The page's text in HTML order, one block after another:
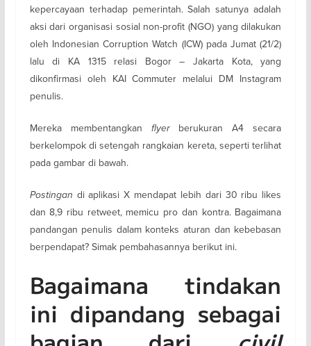
kepercayaan terhadap pemerintah. Salah satunya adalah
aksi dari organisasi sosial non-profit (NGO) yang dilakukan
oleh Indonesian Corruption Watch (ICW) pada Jumat (21/2)
lalu di KA 1315 relasi Bogor – Jakarta Kota, yang
dikonfirmasi oleh KAI Commuter melalui DM Instagram
penulis.
Mereka membentangkan flyerberukuran A4 secara
berkelompok di setengah rangkaian kereta, seperti terlihat
pada gambar di bawah.
Postingan di aplikasi X mendapat lebih dari 30 ribu likes
dan 8,9 ribu retweet, memicu pro dan kontra. Bagaimana
pandangan penulis dalam konteks aturan dan kebebasan
berpendapat? Simak pembahasannya berikut ini.
Bagaimana tindakan
ini dipandang sebagai